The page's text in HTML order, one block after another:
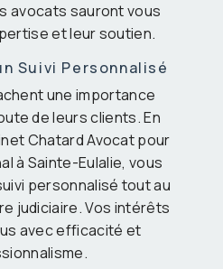
avocats sauront vous
et leur soutien.
Suivi Personnalisé
une importance
de leurs clients. En
Chatard Avocat pour
à Sainte-Eulalie, vous
personnalisé tout au
judiciaire. Vos intérêts
avec efficacité et